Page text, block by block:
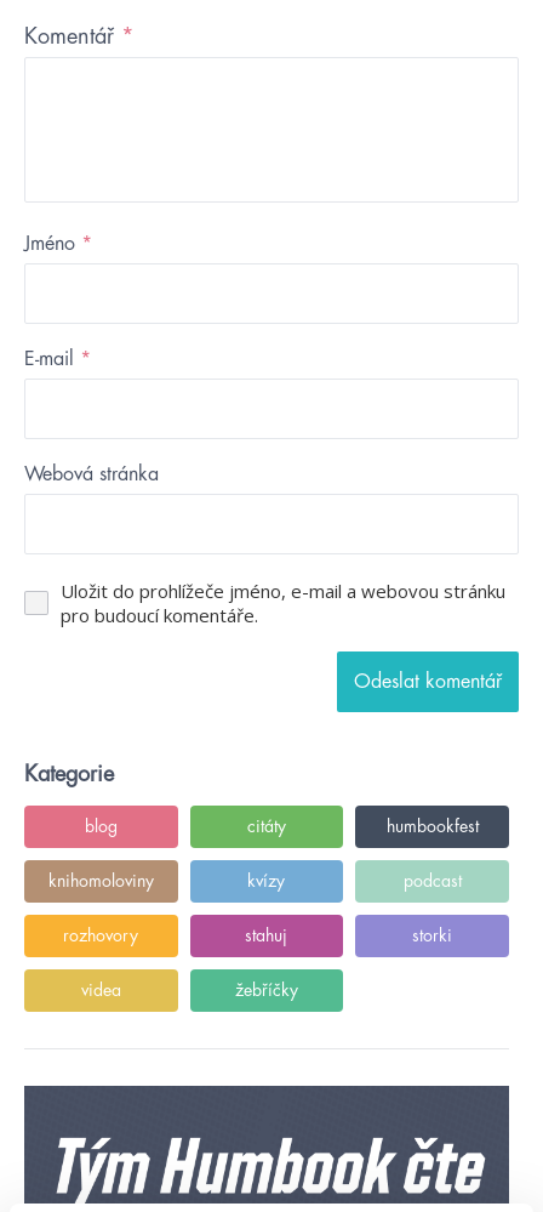
Komentář *
Jméno *
E-mail *
Webová stránka
Uložit do prohlížeče jméno, e-mail a webovou stránku
pro budoucí komentáře.
Kategorie
blog citáty humbookfest
knihomoloviny kvízy podcast
rozhovory stahuj storki
videa žebříčky